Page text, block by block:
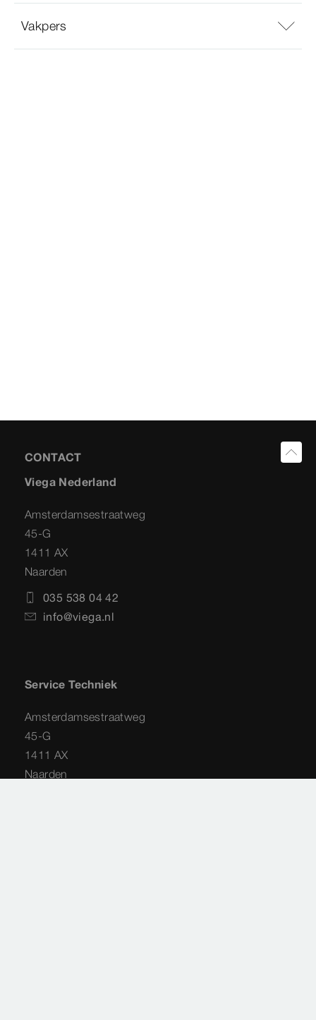
Vakpers
CONTACT
Viega Nederland
Amsterdamsestraatweg
45-G
1411 AX
Naarden
035 538 04 42
info@viega.nl
Service Techniek
Amsterdamsestraatweg
45-G
1411 AX
Naarden